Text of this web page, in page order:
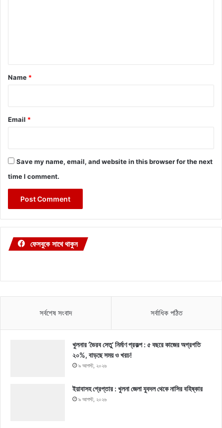
*
Name *
Email *
Save my name, email, and website in this browser for the next
time I comment.
ফেসবুকে সাথে থাকুন
সর্বশেষ সংবাদ সর্বাধিক পঠিত
খুলনার ‘ভৈরব সেতু’ নির্মাণ প্রকল্প : ৫ বছরে কাজের অগ্রগতি
২০%, বাড়ছে সময় ও খরচ!
৯ আগস্ট, ২০২৬
ইয়াবাসহ গ্রেপ্তার : খুলনা জেলা যুবদল থেকে নাসির বহিষ্কার
৯ আগস্ট, ২০২৬